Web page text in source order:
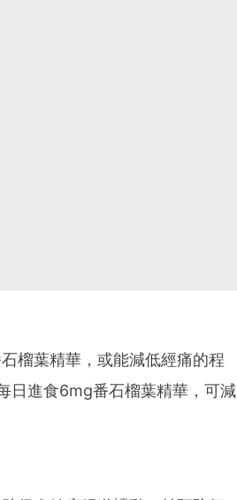
榴葉精華，或能減低經痛的程
日進食6mg番石榴葉精華，可減